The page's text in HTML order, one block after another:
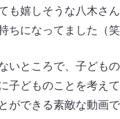
も嬉しそうな八木さん
ちになってました（笑
いところで、子ども
子どものことを考え
ができる素敵な動画で